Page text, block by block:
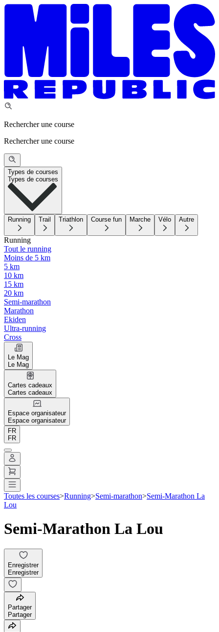
Rechercher une course
Rechercher une course
Types de courses
Types de courses
Running Trail Triathlon Course fun Marche Vélo Autre
Running
Tout le running
Moins de 5 km
5 km
10 km
15 km
20 km
Semi-marathon
Marathon
Ekiden
Ultra-running
Cross
Le Mag
Le Mag
Cartes cadeaux
Cartes cadeaux
Espace organisateur
Espace organisateur
FR
FR
Toutes les courses>Running>Semi-marathon>Semi-Marathon La
Lou
Semi-Marathon La Lou
Enregistrer
Enregistrer
Partager
Partager